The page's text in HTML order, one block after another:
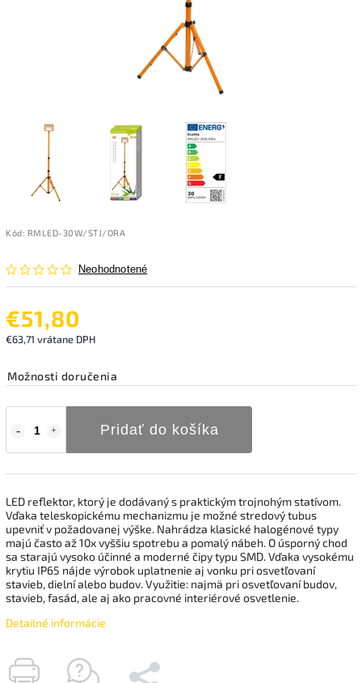
Kód: RMLED-30W/STJ/ORA
Neohodnotené
€51,80
€63,71 vrátane DPH
Možnosti doručenia
Pridať do košíka
LED reflektor, ktorý je dodávaný s praktickým trojnohým statívom.
Vďaka teleskopickému mechanizmu je možné stredový tubus
upevniť v požadovanej výške. Nahrádza klasické halogénové typy
majú často až 10x vyššiu spotrebu a pomalý nábeh. O úsporný chod
sa starajú vysoko účinné a moderné čipy typu SMD. Vďaka vysokému
krytiu IP65 nájde výrobok uplatnenie aj vonku pri osvetľovaní
stavieb, dielní alebo budov. Využitie: najmä pri osvetľovaní budov,
stavieb, fasád, ale aj ako pracovné interiérové ​​osvetlenie.
Detailné informácie